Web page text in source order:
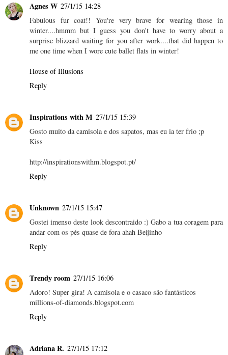
Agnes W 27/1/15 14:28
Fabulous fur coat!! You're very brave for wearing those in
winter....hmmm but I guess you don't have to worry about a
surprise blizzard waiting for you after work....that did happen to
me one time when I wore cute ballet flats in winter!
House of Illusions
Reply
Inspirations with M 27/1/15 15:39
Gosto muito da camisola e dos sapatos, mas eu ia ter frio ;p
Kiss
http://inspirationswithm.blogspot.pt/
Reply
Unknown 27/1/15 15:47
Gostei imenso deste look descontraido :) Gabo a tua coragem para
andar com os pés quase de fora ahah Beijinho
Reply
Trendy room 27/1/15 16:06
Adoro! Super gira! A camisola e o casaco são fantásticos
millions-of-diamonds.blogspot.com
Reply
Adriana R. 27/1/15 17:12